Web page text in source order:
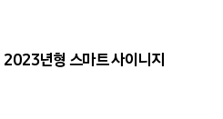
년형 스마트 사이니지